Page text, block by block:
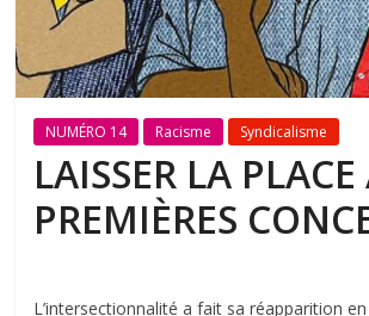
NUMÉRO 14 Racisme Syndicalisme
LAISSER LA
PREMIÈRES
L’intersectionnalité a fait sa réapparition